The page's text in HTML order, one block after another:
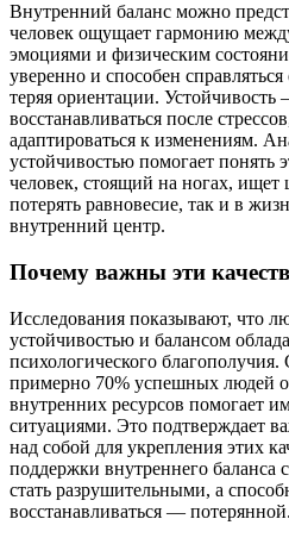
Внутренний баланс можно
человек ощущает гармонию
эмоциями и физическим
уверенно и способен
теряя ориентации. Устойчивость
восстанавливаться после
адаптироваться к изменениям.
устойчивостью помогает понять
человек, стоящий на ногах, ищет
потерять равновесие, так и в
внутренний центр.
Почему важны эти
Исследования показывают, что
устойчивостью и балансом
психологического благополучия.
примерно 70% успешных людей
внутренних ресурсов помогает
ситуациями. Это подтверждает
над собой для укрепления этих
поддержки внутреннего баланса
стать разрушительными, а
восстанавливаться — потерянной.